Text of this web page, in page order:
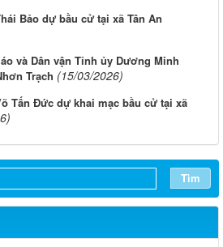
Bảo dự bầu cử tại xã Tân An
và Dân vận Tỉnh ủy Dương Minh
Trạch (15/03/2026)
Tấn Đức dự khai mạc bầu cử tại xã
Tìm
09/8/2026
ngày 02/8/2026
26/7/2026
18/7/2026